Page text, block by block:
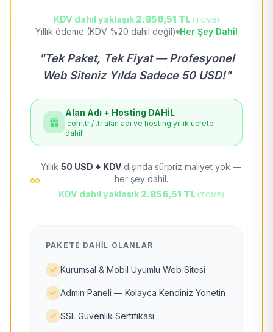
KDV dahil yaklaşık 2.856,51 TL (TCMB)
Yıllık ödeme (KDV %20 dahil değil) Her Şey Dahil
"Tek Paket, Tek Fiyat — Profesyonel
Web Siteniz Yılda Sadece 50 USD!"
Alan Adı + Hosting DAHİL
.com.tr / .tr alan adı ve hosting yıllık ücrete
dahil!
Yıllık 50 USD + KDV dışında sürpriz maliyet yok —
her şey dahil.
KDV dahil yaklaşık 2.856,51 TL (TCMB)
PAKETE DAHIL OLANLAR
Kurumsal & Mobil Uyumlu Web Sitesi
Admin Paneli — Kolayca Kendiniz Yönetin
SSL Güvenlik Sertifikası